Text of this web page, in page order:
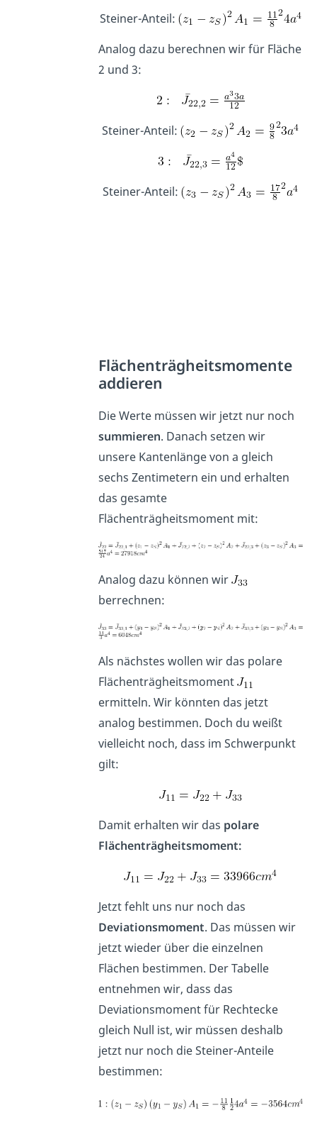
Steiner-Anteil:
Analog dazu berechnen wir für Fläche
2 und 3:
Steiner-Anteil:
Steiner-Anteil:
Flächenträgheitsmomente
addieren
Die Werte müssen wir jetzt nur noch
summieren. Danach setzen wir
unsere Kantenlänge von a gleich
sechs Zentimetern ein und erhalten
das gesamte
Flächenträgheitsmoment mit:
Analog dazu können wir
berrechnen:
Als nächstes wollen wir das polare
Flächenträgheitsmoment
ermitteln. Wir könnten das jetzt
analog bestimmen. Doch du weißt
vielleicht noch, dass im Schwerpunkt
gilt:
Damit erhalten wir das polare
Flächenträgheitsmoment:
Jetzt fehlt uns nur noch das
Deviationsmoment. Das müssen wir
jetzt wieder über die einzelnen
Flächen bestimmen. Der Tabelle
entnehmen wir, dass das
Deviationsmoment für Rechtecke
gleich Null ist, wir müssen deshalb
jetzt nur noch die Steiner-Anteile
bestimmen: